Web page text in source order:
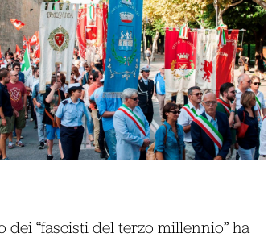
“fascisti del terzo millennio” ha